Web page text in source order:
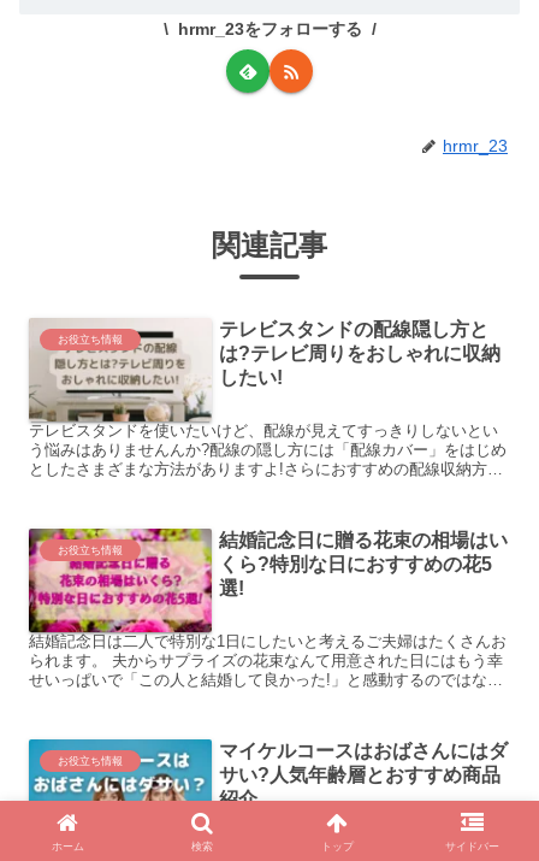
hrmr_23をフォローする
hrmr_23
関連記事
お役立ち情報
テレビスタンドの配線隠し方と
は?テレビ周りをおしゃれに収納
したい!
テレビスタンドを使いたいけど、配線が見えてすっきりしないとい
う悩みはありませんんか?配線の隠し方には「配線カバー」をはじめ
としたさまざまな方法がありますよ!さらにおすすめの配線収納方法
お役立ち情報
結婚記念日に贈る花束の相場はい
くら?特別な日におすすめの花5
選!
結婚記念日は二人で特別な1日にしたいと考えるご夫婦はたくさんお
られます。 夫からサプライズの花束なんて用意された日にはもう幸
せいっぱいで「この人と結婚して良かった!」と感動するのではない
お役立ち情報
マイケルコースはおばさんにはダ
サい?人気年齢層とおすすめ商品
紹介
マイケルコースの店舗へ行ったことはありますか？ ブランドの正規
ホーム 検索 トップ サイドバー